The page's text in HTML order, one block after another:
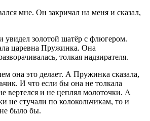
мне. Он закричал на меня и сказал,
увидел золотой шатёр с флюгером.
царевна Пружинка. Она
толкая надзирателя.
она это делает. А Пружинка сказала,
И что если бы она не толкала
вертелся и не цеплял молоточки. А
не стучали по колокольчикам, то и
было бы.